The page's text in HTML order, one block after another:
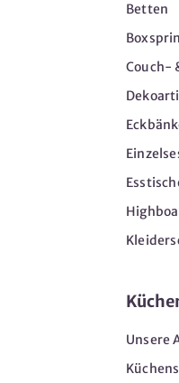
Betten
Couch-
Unsere